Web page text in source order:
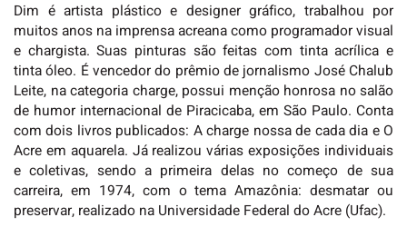
Dim é artista plástico e designer gráfico, trabalhou por
muitos anos na imprensa acreana como programador visual
e chargista. Suas pinturas são feitas com tinta acrílica e
tinta óleo. É vencedor do prêmio de jornalismo José Chalub
Leite, na categoria charge, possui menção honrosa no salão
de humor internacional de Piracicaba, em São Paulo. Conta
com dois livros publicados: A charge nossa de cada dia e O
Acre em aquarela. Já realizou várias exposições individuais
e coletivas, sendo a primeira delas no começo de sua
carreira, em 1974, com o tema Amazônia: desmatar ou
preservar, realizado na Universidade Federal do Acre (Ufac).